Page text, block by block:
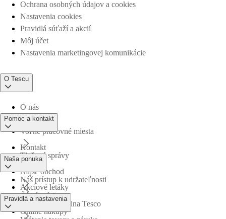
Ochrana osobných údajov a cookies
Nastavenia cookies
Pravidlá súťaží a akcií
Môj účet
Nastavenia marketingovej komunikácie
O Tescu
O nás
Voľné pracovné miesta
Tlačové správy
Náš prístup k udržateľnosti
Obchodná skupina Tesco
Pomoc a kontakt
Kontakt
Nájsť obchod
Časté otázky
Naša ponuka
Akciové letáky
Online nákupy
Pravidlá a nastavenia